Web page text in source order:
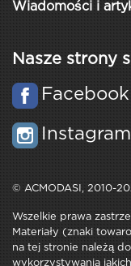
Wiadomości i
Nasze strony
Facebook
Instagram
© ACMODASI, 2010-
Wszelkie prawa
Materiały (znaki
na tej stronie należą
wykorzystywania